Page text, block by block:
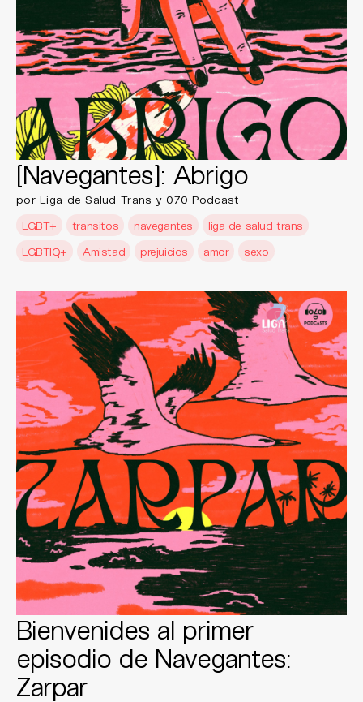
[Navegantes]: Abrigo
por Liga de Salud Trans y 070 Podcast
LGBT+
transitos navegantes
liga de salud trans
LGBTIQ+
Amistad prejuicios amor sexo
Bienvenides al primer
episodio de Navegantes:
Zarpar